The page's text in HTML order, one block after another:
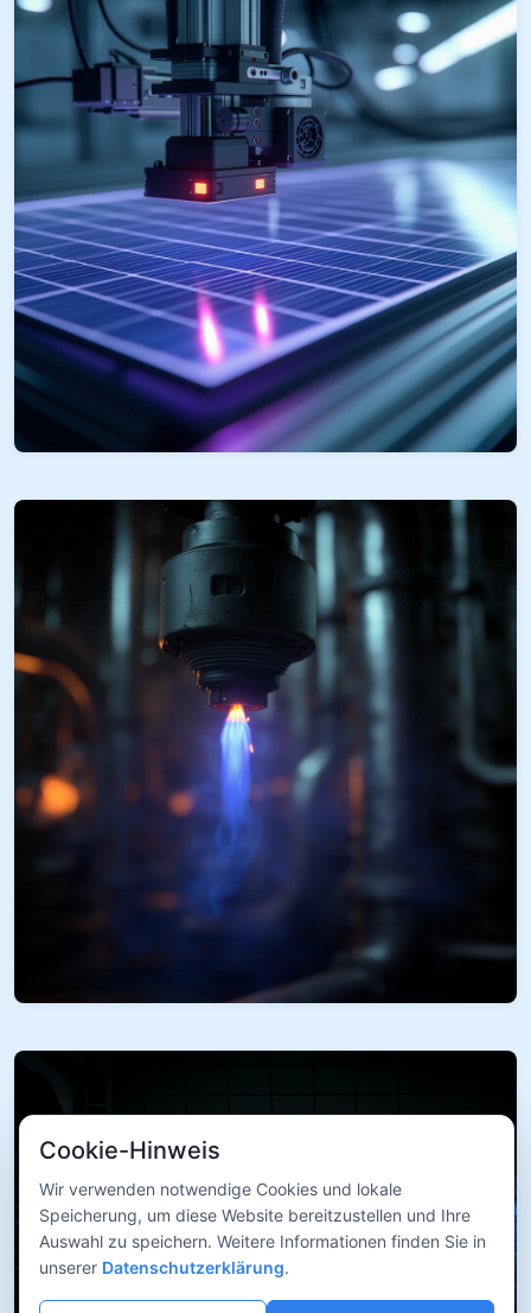
Cookie-Hinweis
Wir verwenden notwendige Cookies und lokale
Speicherung, um diese Website bereitzustellen und Ihre
Auswahl zu speichern. Weitere Informationen finden Sie in
unserer Datenschutzerklärung.